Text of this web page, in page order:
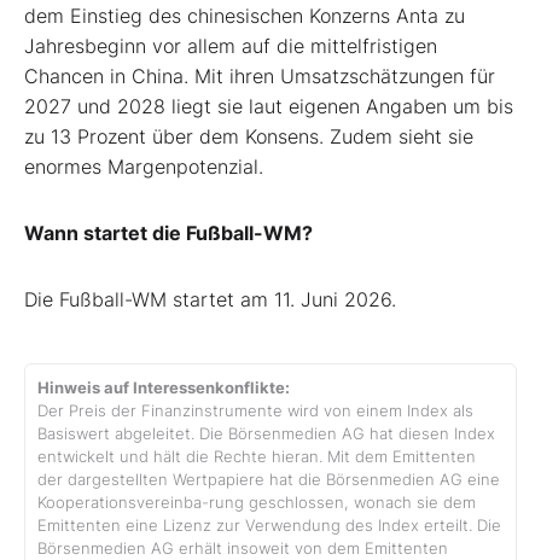
dem Einstieg des chinesischen Konzerns Anta zu
Jahresbeginn vor allem auf die mittelfristigen
Chancen in China. Mit ihren Umsatzschätzungen für
2027 und 2028 liegt sie laut eigenen Angaben um bis
zu 13 Prozent über dem Konsens. Zudem sieht sie
enormes Margenpotenzial.
Wann startet die Fußball-WM?
Die Fußball-WM startet am 11. Juni 2026.
Hinweis auf Interessenkonflikte:
Der Preis der Finanzinstrumente wird von einem Index als
Basiswert abgeleitet. Die Börsenmedien AG hat diesen Index
entwickelt und hält die Rechte hieran. Mit dem Emittenten
der dargestellten Wertpapiere hat die Börsenmedien AG eine
Kooperationsvereinba-rung geschlossen, wonach sie dem
Emittenten eine Lizenz zur Verwendung des Index erteilt. Die
Börsenmedien AG erhält insoweit von dem Emittenten